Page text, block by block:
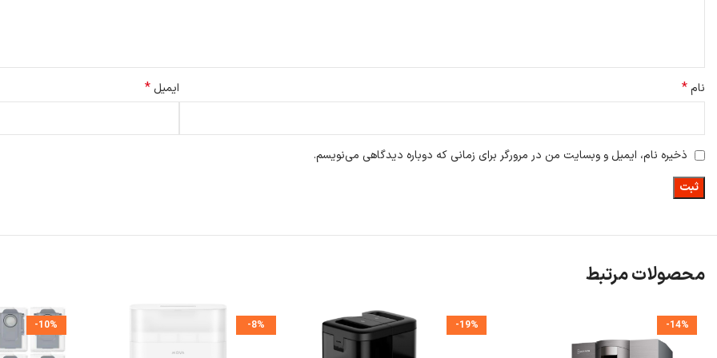
نام* ایمیل *
ذخیره نام، ایمیل و وبسایت من در مرورگر برای زمانی که دوباره دیدگاهی می‌نویسم.
محصولات مرتبط
-14%
-19%
-8%
-10%